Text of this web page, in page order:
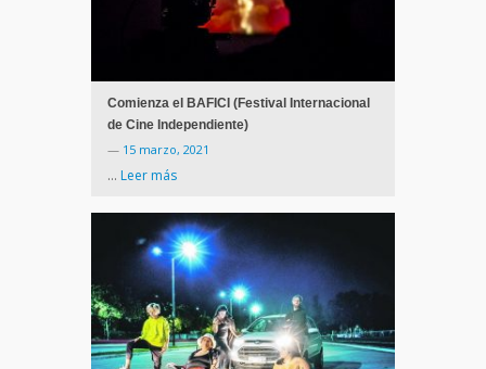
Comienza el BAFICI (Festival Internacional
de Cine Independiente)
— 15 marzo, 2021
… Leer más